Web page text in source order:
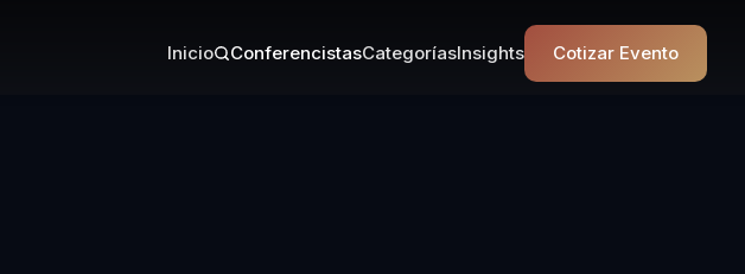
Inicio ConferencistasCategoríasInsights Cotizar Evento
en Liderazgo